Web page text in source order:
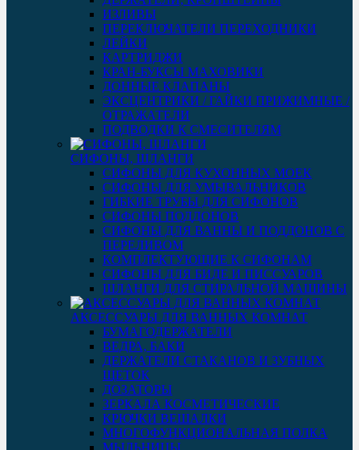
ИЗЛИВЫ
ПЕРЕКЛЮЧАТЕЛИ ПЕРЕХОДНИКИ
ЛЕЙКИ
КАРТРИДЖИ
КРАН-БУКСЫ МАХОВИКИ
ДОННЫЕ КЛАПАНЫ
ЭКСЦЕНТРИКИ / ГАЙКИ ПРИЖИМНЫЕ /
ОТРАЖАТЕЛИ
ПОДВОДКИ К СМЕСИТЕЛЯМ
СИФОНЫ, ШЛАНГИ
СИФОНЫ ДЛЯ КУХОННЫХ МОЕК
СИФОНЫ ДЛЯ УМЫВАЛЬНИКОВ
ГИБКИЕ ТРУБЫ ДЛЯ СИФОНОВ
СИФОНЫ ПОДДОНОВ
СИФОНЫ ДЛЯ ВАННЫ И ПОДДОНОВ С
ПЕРЕЛИВОМ
КОМПЛЕКТУЮЩИЕ К СИФОНАМ
СИФОНЫ ДЛЯ БИДЕ И ПИССУАРОВ
ШЛАНГИ ДЛЯ СТИРАЛЬНОЙ МАШИНЫ
АКСЕССУАРЫ ДЛЯ ВАННЫХ КОМНАТ
БУМАГОДЕРЖАТЕЛИ
ВЕДРА, БАКИ
ДЕРЖАТЕЛИ СТАКАНОВ И ЗУБНЫХ
ЩЕТОК
ДОЗАТОРЫ
ЗЕРКАЛА КОСМЕТИЧЕСКИЕ
КРЮЧКИ ВЕШАЛКИ
МНОГОФУНКЦИОНАЛЬНАЯ ПОЛКА
МЫЛЬНИЦЫ